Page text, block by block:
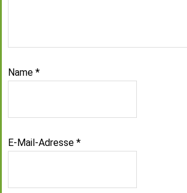
Name *
E-Mail-Adresse *